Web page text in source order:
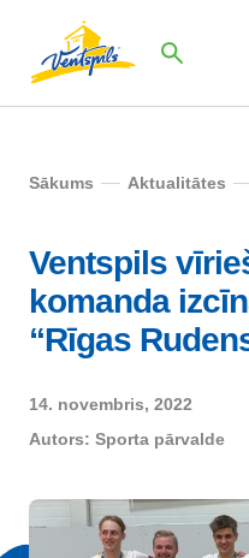
Sākums Aktualitātes
Ventspils
komanda
“Rīgas
14. novembris, 2022
Autors: Sporta pārvalde